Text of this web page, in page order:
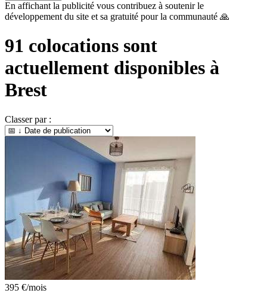
En affichant la publicité vous contribuez à soutenir le
développement du site et sa gratuité pour la communauté 🙏
91 colocations sont
actuellement disponibles à
Brest
Classer par :
395 €/mois